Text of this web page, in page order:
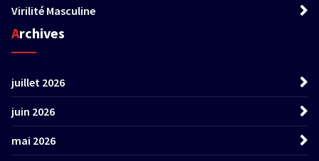
Virilité Masculine
Archives
juillet 2026
juin 2026
mai 2026